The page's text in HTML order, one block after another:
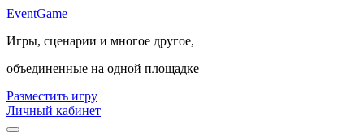
EventGame
Игры, сценарии и многое другое,
объединенные на одной площадке
Разместить игру
Личный кабинет